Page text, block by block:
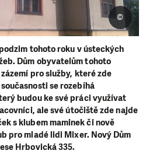
tohoto roku v ústeckých
Dům obyvatelům tohoto
pro služby, které zde
se rozebíhá
budou ke své práci využívat
ale své útočiště zde najde
s klubem maminek či nově
pro mladé lidi Mixer. Nový Dům
Hrbovická 335.
©